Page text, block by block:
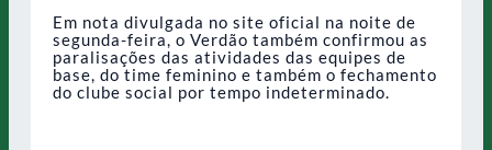
Em nota divulgada no site oficial na noite de
segunda-feira, o Verdão também confirmou as
paralisações das atividades das equipes de
base, do time feminino e também o fechamento
do clube social por tempo indeterminado.